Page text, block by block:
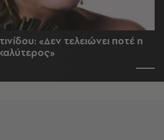
«Δεν τελειώνει ποτέ η